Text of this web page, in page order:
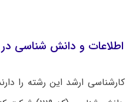
و دانش شناسی
ارشد این رشته را